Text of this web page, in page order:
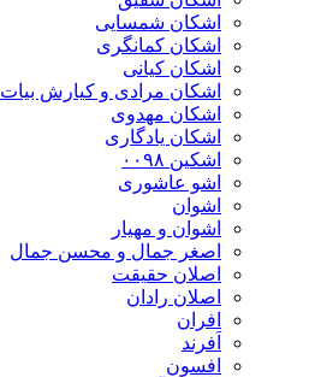
اشکان شمسایی
اشکان‌ کمانگری
اشکان کیانی
اشکان مرادی و کیارش بیات
اشکان مهدوی
اشکان یادگاری
اشکین ۰۰۹۸
اشو عاشوری
اشوان
اشوان و مهیار
اصغر جمال و محسن جمال
اصلان حقیقت
اصلان رادان
افران
اَفرند
افسون